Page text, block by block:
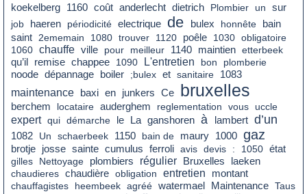
koekelberg 1160 coût anderlecht dietrich Plombier un sur
job haeren périodicité electrique de bulex honnête
bain
saint
2ememain 1080 trouver 1120 poêle 1030 obligatoire
1060 chauffe ville pour meilleur 1140 maintien etterbeek
qu’il remise chappee 1090 L'entretien bon
plomberie
noode dépannage boiler ;bulex et sanitaire 1083
maintenance baxi en junkers Ce bruxelles
berchem locataire auderghem reglementation vous uccle
expert qui démarche le La ganshoren à lambert d’un
1082 Un schaerbeek 1150 bain de maury 1000 gaz
brotje josse sainte cumulus ferroli avis devis : 1050 état
gilles Nettoyage plombiers régulier Bruxelles
laeken
chaudieres chaudière obligation entretien montant
chauffagistes heembeek agréé watermael Maintenance Taus